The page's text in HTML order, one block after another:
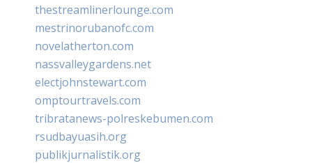
thestreamlinerlounge.com
mestrinorubanofc.com
novelatherton.com
nassvalleygardens.net
electjohnstewart.com
omptourtravels.com
tribratanews-polreskebumen.com
rsudbayuasih.org
publikjurnalistik.org